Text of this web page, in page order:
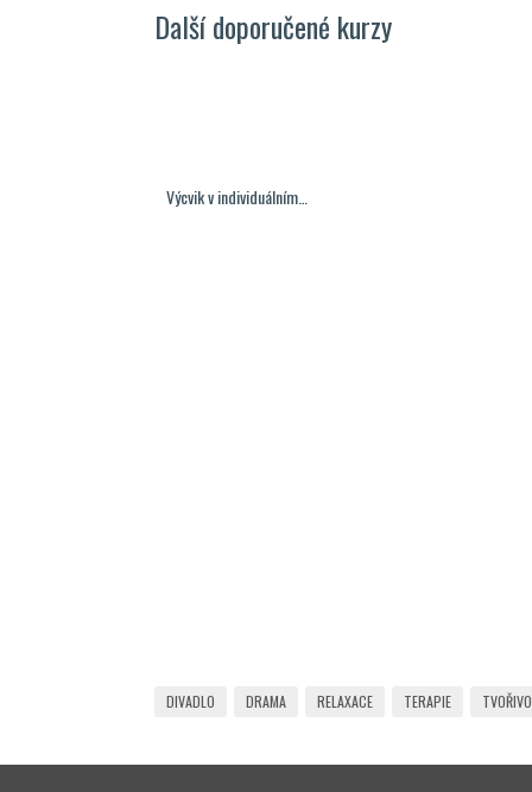
Další doporučené kurzy
Výcvik v individuálním…
DIVADLO DRAMA RELAXACE TERAPIE